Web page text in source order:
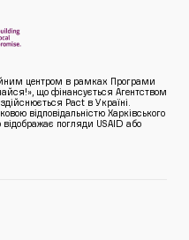
центром в рамках Програми
що фінансується Агентством
Pact в Україні.
відповідальністю Харківського
відображає погляди USAID або